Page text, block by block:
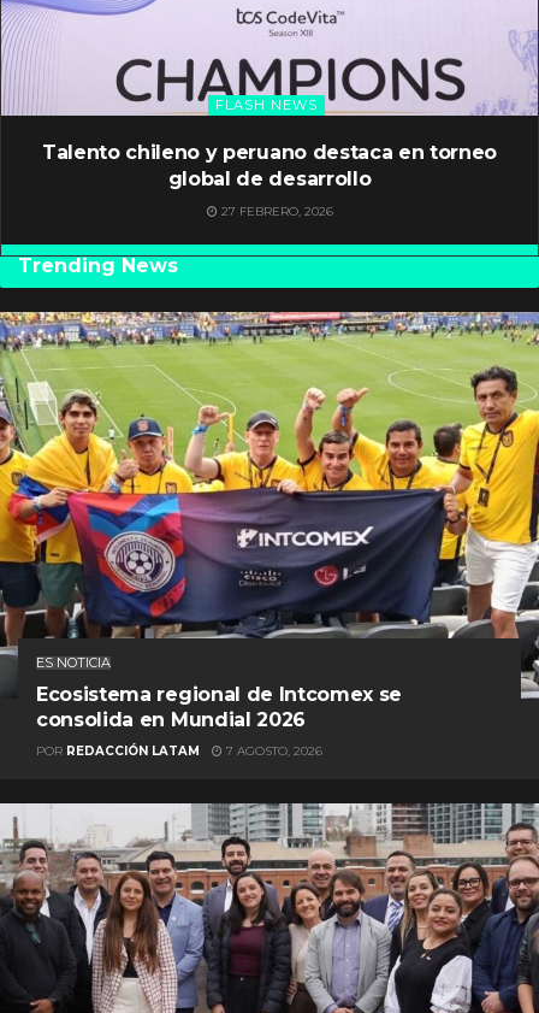
FLASH NEWS
Talento chileno y peruano destaca en torneo
global de desarrollo
27 FEBRERO, 2026
Trending News
ES NOTICIA
Ecosistema regional de Intcomex se
consolida en Mundial 2026
POR REDACCIÓN LATAM 7 AGOSTO, 2026